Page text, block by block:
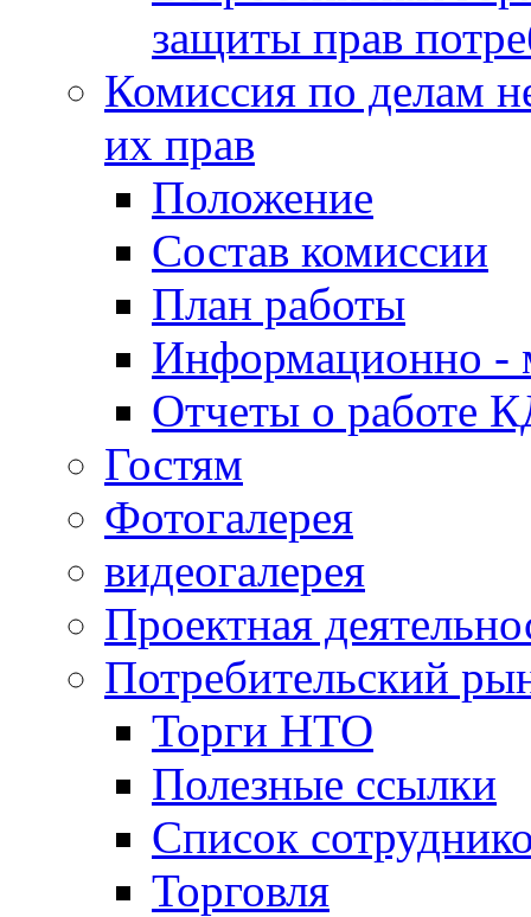
защиты прав
Комиссия по делам
их прав
Положение
Состав комиссии
План работы
Информационно -
Отчеты о работе
Гостям
Фотогалерея
видеогалерея
Проектная
Потребительский
Торги НТО
Полезные ссылки
Список
Торговля